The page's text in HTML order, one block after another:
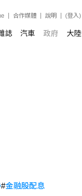
合作媒體 說明 (登入)
誌 汽車 政府 大陸
#金融股配息